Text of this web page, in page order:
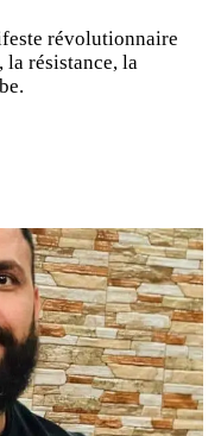
révolutionnaire
la résistance, la